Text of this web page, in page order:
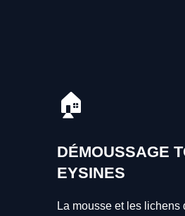
🏠
DÉMOUSSAGE
EYSINES
La mousse et les lichens